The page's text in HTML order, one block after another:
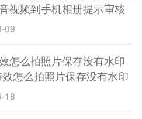
视频到手机相册提示审核
)
09
怎么拍照片保存没有水印
怎么拍照片保存没有水印
18